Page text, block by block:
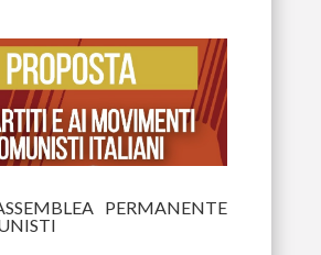
PERMANENTE